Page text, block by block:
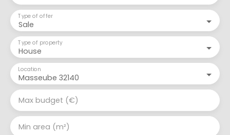
Sale
Type of offer
House
Type of property
Masseube 32140
Location
Max budget (€)
Min area (m²)